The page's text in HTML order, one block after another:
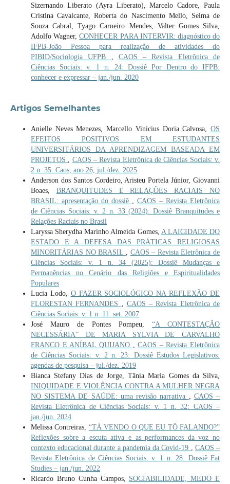
Sizernando Liberato (Ayra Liberato), Marcelo Cadore, Paula
Cristina Cavalcante, Roberta do Nascimento Mello, Selma de
Souza Cabral, Tyago Carneiro Mendes, Valter Gomes Silva,
Adolfo Wagner,CONHECER PARA INTERVIR: diagnóstico do
IFPB-João Pessoa para realização de atividades do
PIBID/Sociologia UFPB
CAOS – Revista Eletrônica de
Ciências Sociais: v. 1 n. 24: Dossiê Por Dentro do IFPB:
conhecer e expressar – jan./jun. 2020
Artigos Semelhantes
Anielle Neves Menezes, Marcello Vinicius Doria Calvosa,OS
EFEITOS POSITIVOS EM ESTUDANTES
UNIVERSITÁRIOS DA APRENDIZAGEM BASEADA EM
PROJETOS
CAOS – Revista Eletrônica de Ciências Sociais: v.
2 n. 35: Caos, ano 26, jul./dez. 2025
Anderson dos Santos Cordeiro, Aristeu Portela Júnior, Giovanni
Boaes, BRANQUITUDES E RELAÇÕES RACIAIS NO
BRASIL: apresentação do dossiê
,CAOS – Revista Eletrônica
de Ciências Sociais: v. 2 n. 33 (2024): Dossiê Branquitudes e
Relações Raciais no Brasil
Laryssa Sherydha Marinho Almeida Gomes, A LAICIDADE DO
ESTADO E A DEFESA DAS PRÁTICAS RELIGIOSAS
MINORITÁRIAS NO BRASIL
CAOS – Revista Eletrônica de
Ciências Sociais: v. 1 n. 34 (2025): Dossiê Mudanças e
Permanências no Cenário das Religiões e Espiritualidades
Populares
Lucia Lodo, O FAZER SOCIOLÓGICO NA REFLEXÃO DE
FLORESTAN FERNANDES
CAOS – Revista Eletrônica de
Ciências Sociais: v. 1 n. 11: set. 2007
José Mauro de Pontes Pompeu, “A CONTESTAÇÃO
NECESSÁRIA” DE MARIA SYLVIA DE CARVALHO
FRANCO E ANÍBAL QUIJANO
,CAOS – Revista Eletrônica
de Ciências Sociais: v. 2 n. 23: Dossiê Estudos Legislativos:
agendas de pesquisa – jul./dez. 2019
Bianca Stefany Dias de Jorge, Tânia Maria Gomes da Silva,
INIQUIDADE E VIOLÊNCIA CONTRA A MULHER NEGRA
NO SISTEMA DE SAÚDE: uma revisão narrativa
CAOS –
Revista Eletrônica de Ciências Sociais: v. 1 n. 32: CAOS –
jan./jun. 2024
Melissa Contreiras, “TÁ VENDO O QUE EU TÔ FALANDO?”
Reflexões sobre a escuta ativa e as performances da voz no
contexto educacional durante a pandemia da Covid-19
CAOS –
Revista Eletrônica de Ciências Sociais: v. 1 n. 28: Dossiê Fat
Studies – jan./jun. 2022
Ricardo Bruno Cunha Campos, SOCIABILIDADE, MEDO E